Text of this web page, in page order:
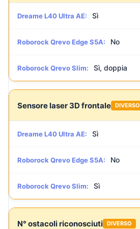
Dreame L40 Ultra AE: Sì
Roborock Qrevo Edge S5A: No
Roborock Qrevo Slim: Sì, doppia
Sensore laser 3D frontale DIVERSO
Dreame L40 Ultra AE: Sì
Roborock Qrevo Edge S5A: No
Roborock Qrevo Slim: Sì
N° ostacoli riconosciuti DIVERSO